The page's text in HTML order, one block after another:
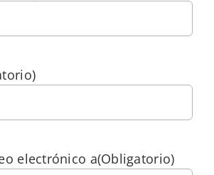
electrónico a(Obligatorio)